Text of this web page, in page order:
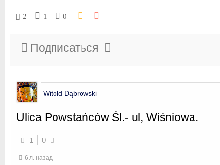
2 1 0
Подписаться
Witold Dąbrowski
Ulica Powstańców Śl.- ul, Wiśniowa.
1 0
6 л. назад